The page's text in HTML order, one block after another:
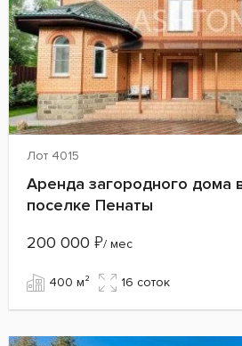
Лот 4015
Аренда загородного дома
поселке Пенаты
200 000 ₽/ мес
400 м² 16 cоток